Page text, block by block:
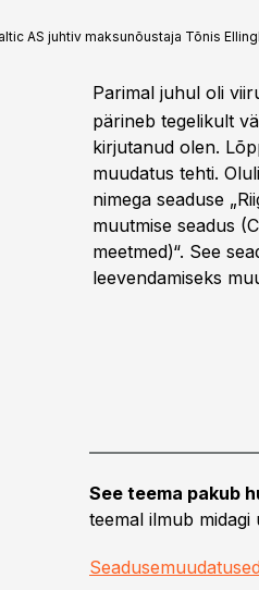
AS juhtiv maksunõustaja Tõnis Elling
Parimal juhul oli
pärineb tegelikult
kirjutanud olen.
muudatus tehti.
nimega seaduse
muutmise seadus
meetmed)“. See
leevendamiseks
See teema pakub
teemal ilmub midagi